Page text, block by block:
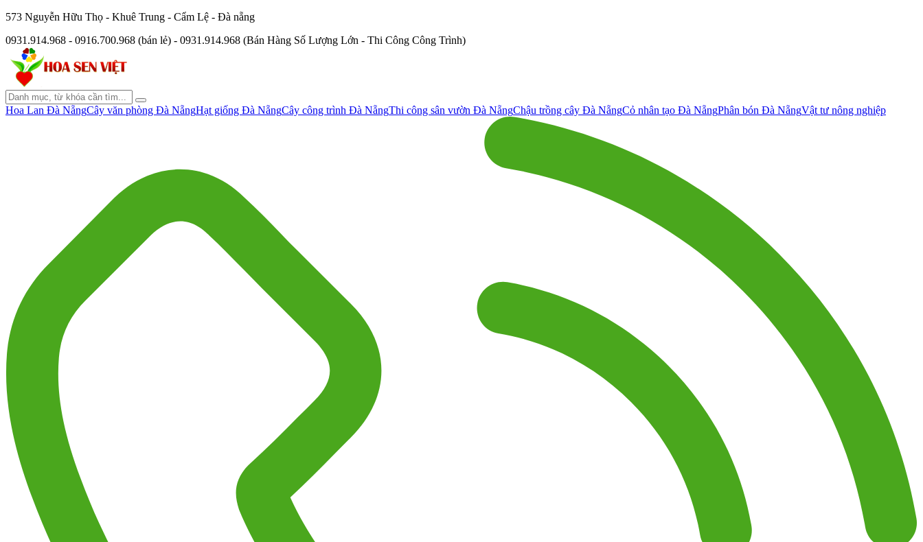
573 Nguyễn Hữu Thọ - Khuê Trung - Cẩm Lệ - Đà nẵng
0931.914.968 - 0916.700.968 (bán lẻ) - 0931.914.968 (Bán Hàng Số Lượng Lớn - Thi Công Công Trình)
Hoa Lan Đà NẵngCây văn phòng Đà NẵngHạt giống Đà NẵngCây công trình Đà NẵngThi công sân vườn Đà NẵngChậu trồng cây Đà NẵngCỏ nhân tạo Đà NẵngPhân bón Đà NẵngVật tư nông nghiệp